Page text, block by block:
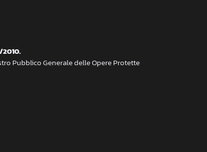
Pubblico Generale delle Opere Protette